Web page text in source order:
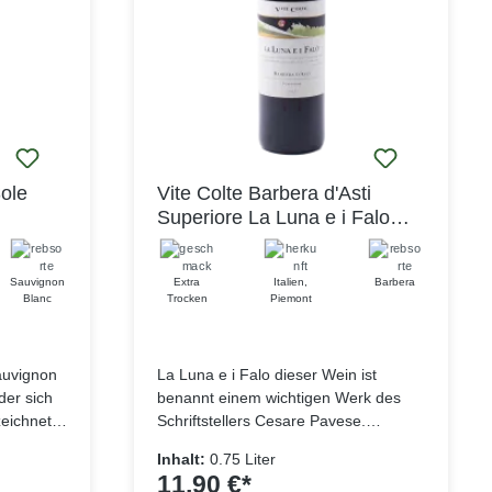
der
und
Sauvignon
Blanc
sich
schon
Vite Colte Barbera d'Asti
Superiore La Luna e i Falo
DOCG 2022
Extra
Trocken
Italien
Piemont
Barbera
La Luna e i Falo dieser Wein ist
benannt einem wichtigen Werk des
Schriftstellers Cesare Pavese.
klar, wie passend dieser Name ist:
Inhalt: 0.75 Liter
11,90 €*